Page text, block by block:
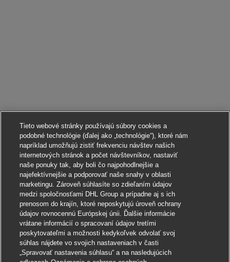
Tieto webové stránky používajú súbory cookies a
podobné technológie (ďalej ako „technológie“), ktoré nám
napríklad umožňujú zistiť frekvenciu návštev našich
internetových stránok a počet návštevníkov, nastaviť
naše ponuky tak, aby boli čo najpohodlnejšie a
najefektívnejšie a podporovať naše snahy v oblasti
marketingu. Zároveň súhlasíte so zdieľaním údajov
medzi spoločnosťami DHL Group a prípadne aj s ich
prenosom do krajín, ktoré neposkytujú úroveň ochrany
údajov rovnocennú Európskej únii. Ďalšie informácie
vrátane informácií o spracovaní údajov tretími
poskytovateľmi a možnosti kedykoľvek odvolať svoj
súhlas nájdete vo svojich nastaveniach v časti
„Spravovať nastavenia súhlasu“ a na nasledujúcich